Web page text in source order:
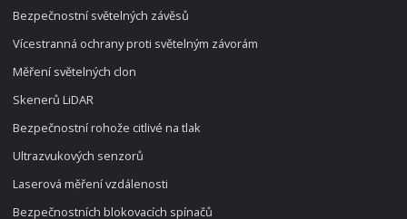
Bezpečnostní světelných závěsů
Vícestranná ochrany proti světelným závorám
Měření světelných clon
Skenerů LiDAR
Bezpečnostní rohože citlivé na tlak
Ultrazvukových senzorů
Laserová měření vzdálenosti
Bezpečnostních blokovacích spínačů